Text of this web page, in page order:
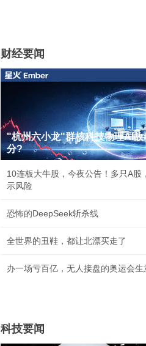
财经要闻
"杭州六小龙"群核科技物理AI故
分?
10连板大牛股，今夜公告！多只A股
示风险
恐怖的DeepSeek斩杀线
全世界的丑鞋，都让北漂买走了
办一场亏百亿，无人接盘的奥运会生
科技要闻